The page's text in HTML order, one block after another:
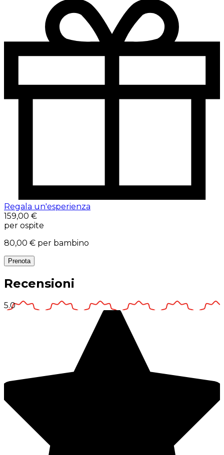
Regala un'esperienza
159,00 €
per ospite
80,00 € per bambino
Prenota
Recensioni
5.0